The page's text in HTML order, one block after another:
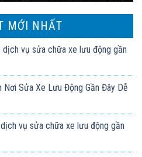
MỚI NHẤT
dịch vụ sửa chữa xe lưu động gần
Nơi Sửa Xe Lưu Động Gần Đây Dễ
vụ sửa chữa xe lưu động gần